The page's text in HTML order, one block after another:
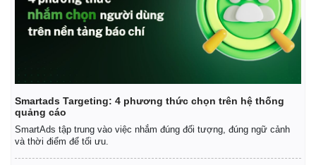
Kinh tế
Bất động sản
Khởi nghiệp
Thị trường
Giá vàng
Tiêu dùng
Giá cà phê
Smartads Targeting: 4 phương thức chọn trên hệ thống
quảng cáo
SmartAds tập trung vào việc nhắm đúng đối tượng, đúng ngữ cảnh
và thời điểm để tối ưu.